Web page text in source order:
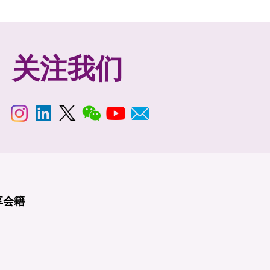
关注我们
会籍